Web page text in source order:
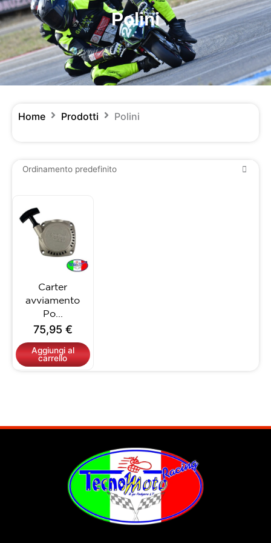
Polini
Home Prodotti Polini
Carter
avviamento
Po...
75,95 €
Aggiungi al
carrello